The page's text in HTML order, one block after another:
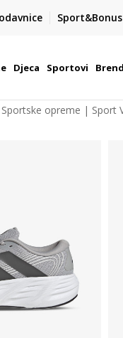
Sport&Bonus
NAS NA : 055/490-400
Pet od 9h - 16h
Djeca Sportovi
opreme | Sport